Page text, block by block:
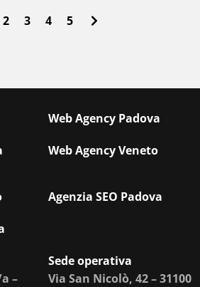
2 3 4 5
Web Agency Padova
Web Agency Veneto
Agenzia SEO Padova
–
Sede operativa
Via San Nicolò, 42 – 31100